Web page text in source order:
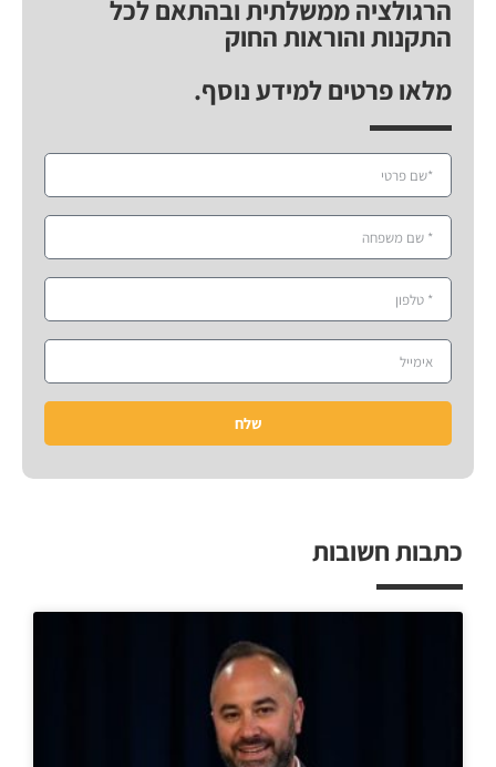
הרגולציה ממשלתית ובהתאם לכל
התקנות והוראות החוק
מלאו פרטים למידע נוסף.
שלח
כתבות חשובות